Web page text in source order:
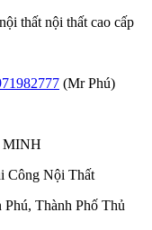
thất nội thất cao cấp
(Mr Phú)
MINH
Công Nội Thất
Thành Phố Thủ